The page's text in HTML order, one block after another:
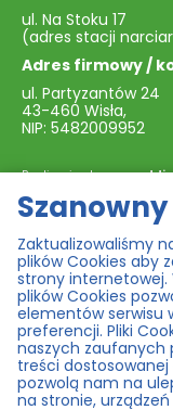
ul. Na Stoku 17
(adres stacji
Adres firmowy /
ul. Partyzantów 24
43-460 Wisła,
NIP: 5482009952
Realizacja strony:
Mapa
O stacji
Trasy i warunki
Aktualności
Szkoły
Wypożyczalnie
Zaktualizowaliśmy
plików Cookies aby
strony internetowej.
plików Cookies
elementów serwisu
preferencji. Pliki
naszych zaufanych
treści
pozwolą nam na
na stronie,